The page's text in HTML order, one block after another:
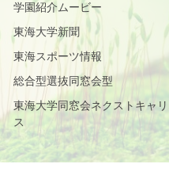
学園紹介ムービー
東海大学新聞
東海スポーツ情報
総合型選抜同窓会型
東海大学同窓会ネクストキャ
ス